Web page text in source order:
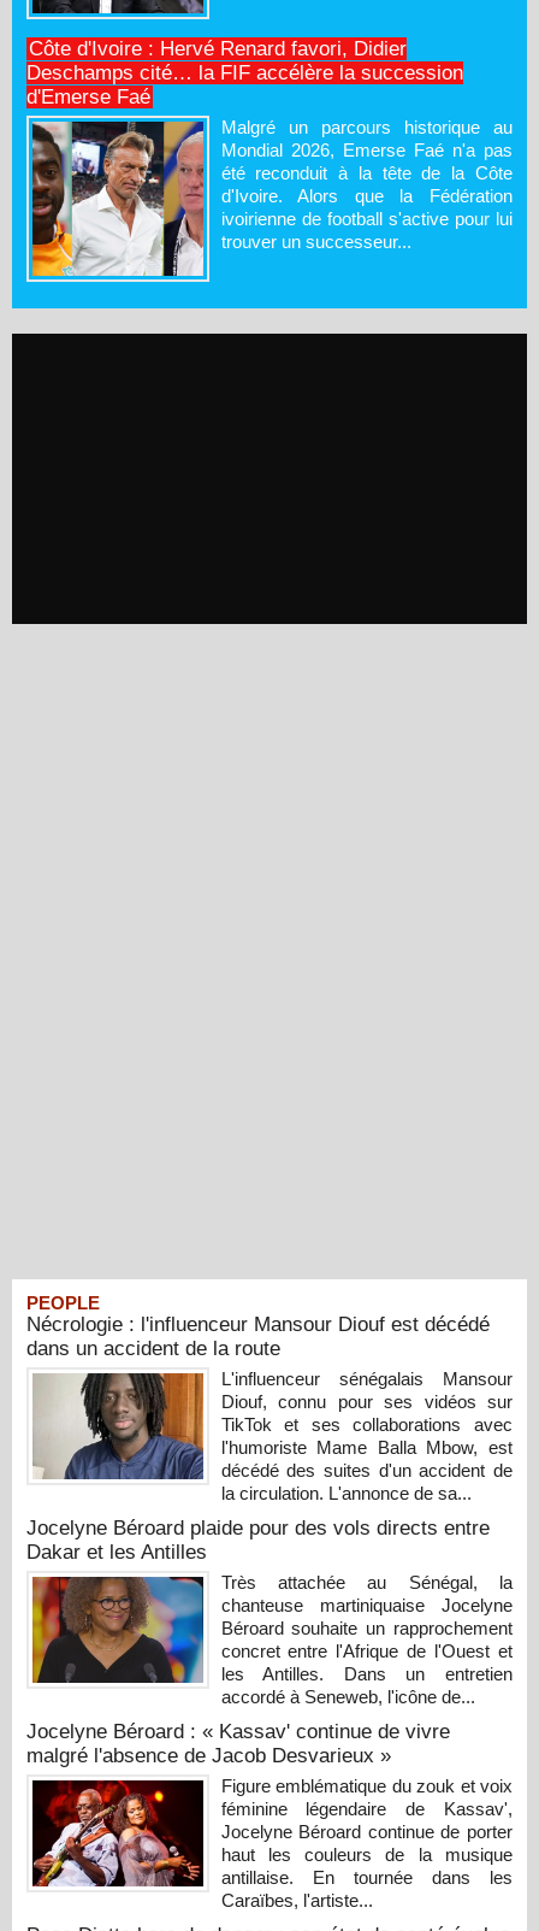
Côte d'Ivoire : Hervé Renard favori, Didier
Deschamps cité… la FIF accélère la succession
d'Emerse Faé
Malgré un parcours historique au
Mondial 2026, Emerse Faé n'a pas
été reconduit à la tête de la Côte
d'Ivoire. Alors que la Fédération
ivoirienne de football s'active pour lui
trouver un successeur...
PEOPLE
Nécrologie : l'influenceur Mansour Diouf est décédé
dans un accident de la route
L'influenceur sénégalais Mansour
Diouf, connu pour ses vidéos sur
TikTok et ses collaborations avec
l'humoriste Mame Balla Mbow, est
décédé des suites d'un accident de
la circulation. L'annonce de sa...
Jocelyne Béroard plaide pour des vols directs entre
Dakar et les Antilles
Très attachée au Sénégal, la
chanteuse martiniquaise Jocelyne
Béroard souhaite un rapprochement
concret entre l'Afrique de l'Ouest et
les Antilles. Dans un entretien
accordé à Seneweb, l'icône de...
Jocelyne Béroard : « Kassav' continue de vivre
malgré l'absence de Jacob Desvarieux »
Figure emblématique du zouk et voix
féminine légendaire de Kassav',
Jocelyne Béroard continue de porter
haut les couleurs de la musique
antillaise. En tournée dans les
Caraïbes, l'artiste...